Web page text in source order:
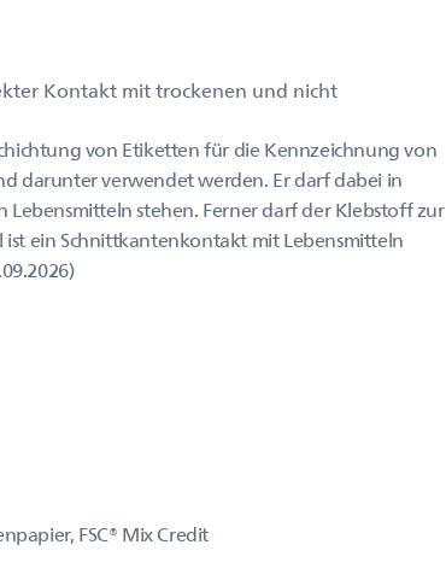
Kontakt mit trockenen und nicht
von Etiketten für die Kennzeichnung von
darunter verwendet werden. Er darf dabei in
stehen. Ferner darf der Klebstoff zur
ist ein Schnittkantenkontakt mit Lebensmitteln
FSC® Mix Credit